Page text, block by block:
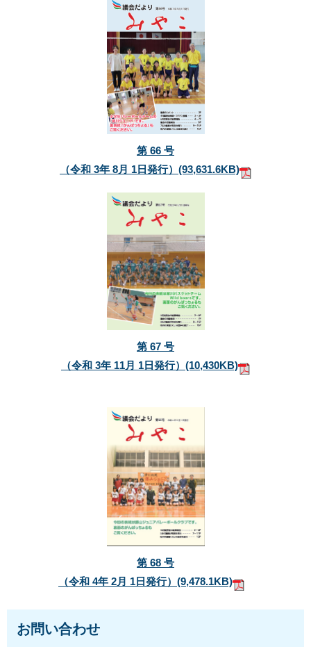
第 66 号
（令和 3年 8月 1日発行） (93,631.6KB)
第 67 号
（令和 3年 11月 1日発行） (10,430KB)
第 68 号
（令和 4年 2月 1日発行） (9,478.1KB)
お問い合わせ